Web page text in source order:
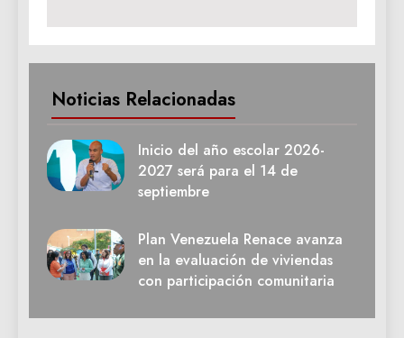
Noticias Relacionadas
Inicio del año escolar 2026-
2027 será para el 14 de
septiembre
Plan Venezuela Renace avanza
en la evaluación de viviendas
con participación comunitaria